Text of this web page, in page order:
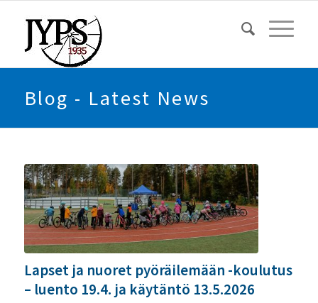
Blog - Latest News
Lapset ja nuoret pyöräilemään -koulutus
– luento 19.4. ja käytäntö 13.5.2026